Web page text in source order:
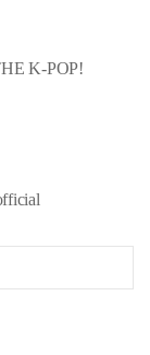
K-POP!